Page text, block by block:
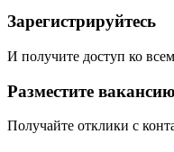
Зарегистрируйтесь
И получите доступ ко
Разместите вакансию
Получайте отклики с